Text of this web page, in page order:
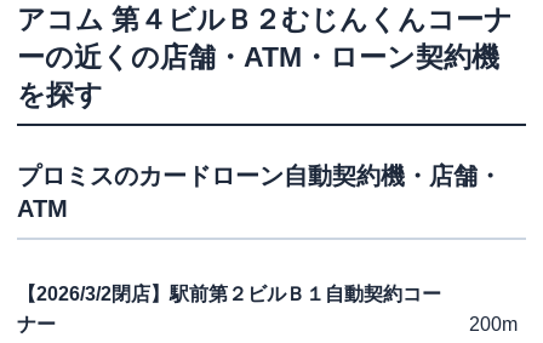
アコム 第４ビルＢ２むじんくんコーナ
ーの近くの店舗・ATM・ローン契約機
を探す
プロミスのカードローン自動契約機・店舗・
ATM
【2026/3/2閉店】駅前第２ビルＢ１自動契約コー
ナー
200m